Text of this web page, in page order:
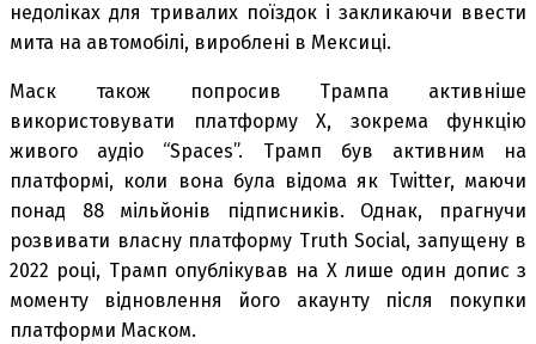
недоліках для тривалих поїздок і закликаючи ввести
мита на автомобілі, вироблені в Мексиці.
Маск також попросив Трампа активніше
використовувати платформу X, зокрема функцію
живого аудіо “Spaces”. Трамп був активним на
платформі, коли вона була відома як Twitter, маючи
понад 88 мільйонів підписників. Однак, прагнучи
розвивати власну платформу Truth Social, запущену в
2022 році, Трамп опублікував на X лише один допис з
моменту відновлення його акаунту після покупки
платформи Маском.